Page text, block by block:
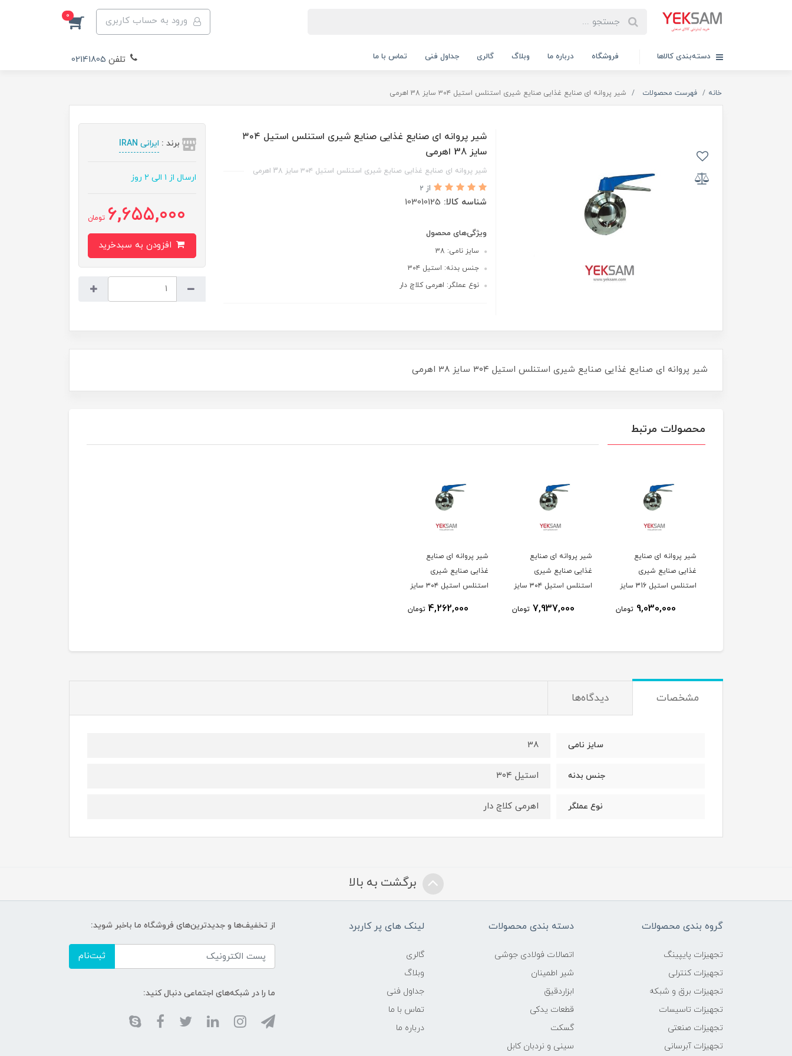
ورود به حساب کاربری 0
دسته‌بندی کالاها فروشگاه درباره ما وبلاگ گالری جداول فنی تماس با ما تلفن 02141805
خانه فهرست محصولات شیر پروانه ای صنایع غذایی صنایع شیری استنلس استیل ۳۰۴ سایز 38 اهرمی
شیر پروانه ای صنایع غذایی صنایع شیری استنلس استیل ۳۰۴
سایز 38 اهرمی
شیر پروانه ای صنایع غذایی صنایع شیری استنلس استیل ۳۰۴ سایز 38 اهرمی
از 2
شناسه کالا: 103010125
ویژگی‌های محصول
سایز نامی: 38
جنس بدنه: استیل ۳۰۴
نوع عملگر: اهرمی کلاچ دار
برند : ایرانی IRAN
ارسال از ۱ الی ۲ روز
6,655,000 تومان
شیر پروانه ای صنایع غذایی صنایع شیری استنلس استیل ۳۰۴ سایز 38 اهرمی
محصولات مرتبط
شیر پروانه ای صنایع
غذایی صنایع شیری
استنلس استیل 316 سایز
9,030,000 تومان
شیر پروانه ای صنایع
غذایی صنایع شیری
استنلس استیل ۳۰۴ سایز
7,937,000 تومان
شیر پروانه ای صنایع
غذایی صنایع شیری
استنلس استیل ۳۰۴ سایز
4,262,000 تومان
مشخصات دیدگاه‌ها
سایز نامی 38
جنس بدنه استیل ۳۰۴
نوع عملگر اهرمی کلاچ دار
برگشت به بالا
گروه بندی محصولات
تجهیزات پایپینگ
تجهیزات کنترلی
تجهیزات برق و شبکه
تجهیزات تاسیسات
تجهیزات صنعتی
تجهیزات آبرسانی
دسته بندی محصولات
اتصالات فولادی جوشی
شیر اطمینان
ابزاردقیق
قطعات یدکی
گسکت
سینی و نردبان کابل
لینک های پر کاربرد
گالری
وبلاگ
جداول فنی
تماس با ما
درباره ما
از تخفیف‌ها و جدیدترین‌های فروشگاه ما باخبر شوید:
ثبت‌نام
ما را در شبکه‌های اجتماعی دنبال کنید: